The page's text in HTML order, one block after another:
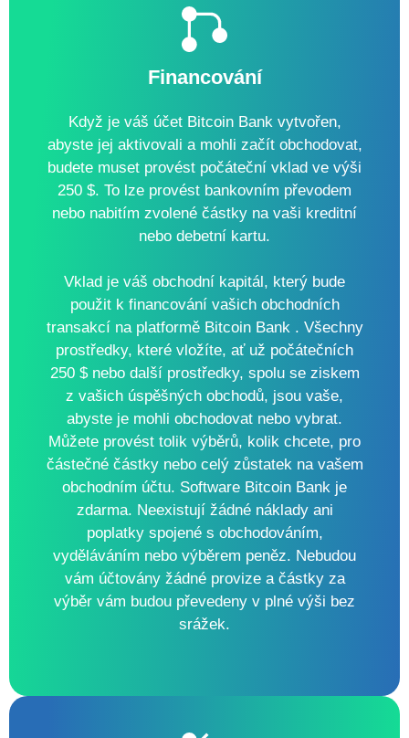
Financování
Když je váš účet Bitcoin Bank vytvořen,
abyste jej aktivovali a mohli začít obchodovat,
budete muset provést počáteční vklad ve výši
250 $. To lze provést bankovním převodem
nebo nabitím zvolené částky na vaši kreditní
nebo debetní kartu.
Vklad je váš obchodní kapitál, který bude
použit k financování vašich obchodních
transakcí na platformě Bitcoin Bank . Všechny
prostředky, které vložíte, ať už počátečních
250 $ nebo další prostředky, spolu se ziskem
z vašich úspěšných obchodů, jsou vaše,
abyste je mohli obchodovat nebo vybrat.
Můžete provést tolik výběrů, kolik chcete, pro
částečné částky nebo celý zůstatek na vašem
obchodním účtu. Software Bitcoin Bank je
zdarma. Neexistují žádné náklady ani
poplatky spojené s obchodováním,
vyděláváním nebo výběrem peněz. Nebudou
vám účtovány žádné provize a částky za
výběr vám budou převedeny v plné výši bez
srážek.